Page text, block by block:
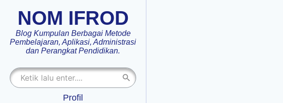
NOM IFROD
Blog Kumpulan Berbagai Metode
Pembelajaran, Aplikasi, Administrasi
dan Perangkat Pendidikan.
Profil